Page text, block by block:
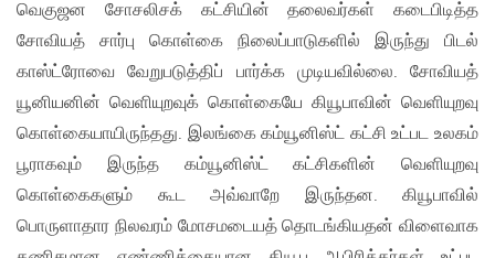
வெகுஜன சோசலிசக் கட்சியின் தலைவர்கள் கடைபிடித்த
சோவியத் சார்பு கொள்கை நிலைப்பாடுகளில் இருந்து பிடல்
காஸ்ட்ரோவை வேறுபடுத்திப் பார்க்க முடியவில்லை. சோவியத்
யூனியனின் வெளியுறவுக் கொள்கையே கியூபாவின் வெளியுறவு
கொள்கையாயிருந்தது. இலங்கை கம்யூனிஸ்ட் கட்சி உட்பட உலகம்
பூராகவும் இருந்த கம்யூனிஸ்ட் கட்சிகளின் வெளியுறவு
கொள்கைகளும் கூட அவ்வாறே இருந்தன. கியூபாவில்
பொருளாதார நிலவரம் மோசமடையத் தொடங்கியதன் விளைவாக